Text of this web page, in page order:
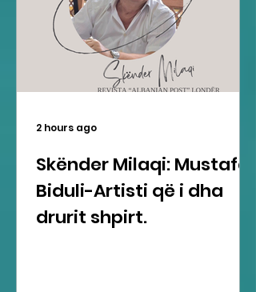
Skënder Milaqi: Mustafa
Biduli-Artisti që i dha
drurit shpirt.
2 hours ago